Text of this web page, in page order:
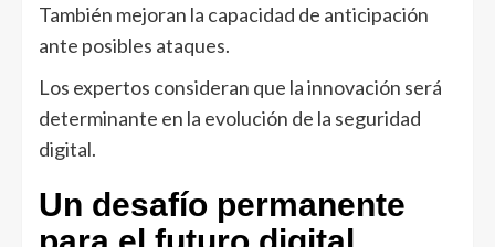
También mejoran la capacidad de anticipación
ante posibles ataques.
Los expertos consideran que la innovación será
determinante en la evolución de la seguridad
digital.
Un desafío permanente